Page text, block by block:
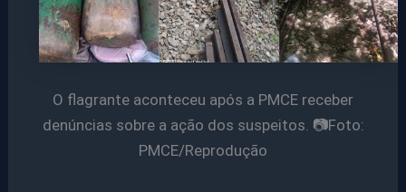
O flagrante aconteceu após a PMCE receber
denúncias sobre a ação dos suspeitos. 📷Foto:
PMCE/Reprodução